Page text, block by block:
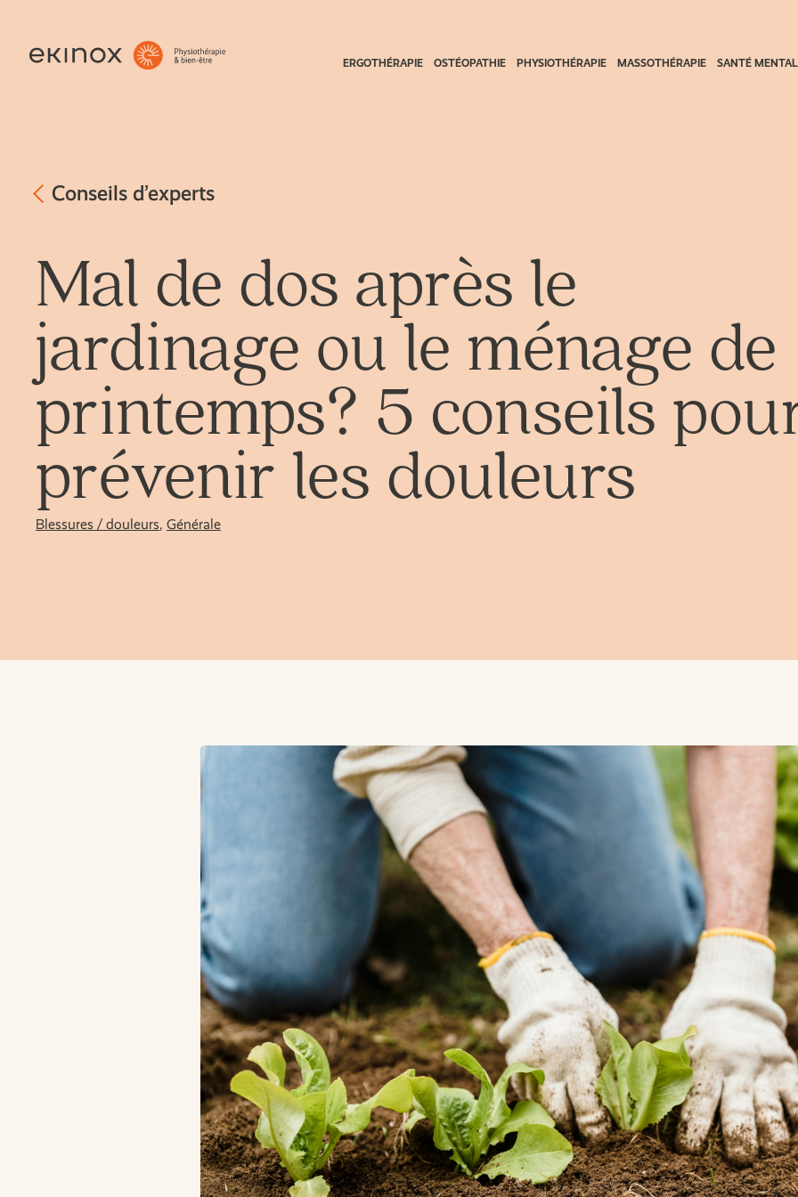
ERGOTHÉRAPIE OSTÉOPATHIE PHYSIOTHÉRAPIE MASSOTHÉRAPIE SANTÉ
Conseils d’experts
Mal de dos après le
jardinage ou le ménage de
printemps? 5 conseils
prévenir les douleurs
Blessures / douleurs, Générale